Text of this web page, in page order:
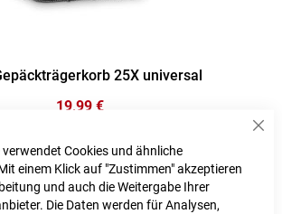
verwendet Cookies und ähnliche
einem Klick auf "Zustimmen" akzeptieren
und auch die Weitergabe Ihrer
Die Daten werden für Analysen,
25X universal
19,99 €
MwSt., nur Abholung möglich